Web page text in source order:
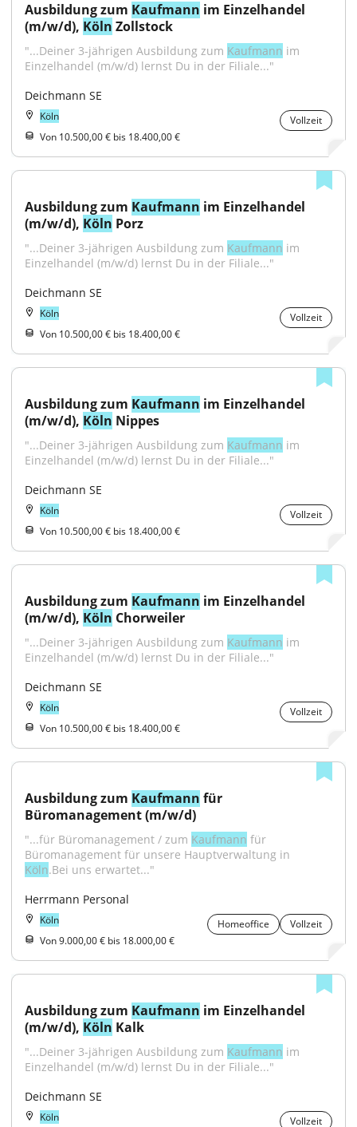
Ausbildung zum Kaufmann im Einzelhandel
(m/w/d), Köln Zollstock
"...Deiner 3-jährigen Ausbildung zum Kaufmann im
Einzelhandel (m/w/d) lernst Du in der Filiale..."
Deichmann SE
Köln
Vollzeit
Von 10.500,00 € bis 18.400,00 €
Ausbildung zum Kaufmann im Einzelhandel
(m/w/d), Köln Porz
"...Deiner 3-jährigen Ausbildung zum Kaufmann im
Einzelhandel (m/w/d) lernst Du in der Filiale..."
Deichmann SE
Köln
Vollzeit
Von 10.500,00 € bis 18.400,00 €
Ausbildung zum Kaufmann im Einzelhandel
(m/w/d), Köln Nippes
"...Deiner 3-jährigen Ausbildung zum Kaufmann im
Einzelhandel (m/w/d) lernst Du in der Filiale..."
Deichmann SE
Köln
Vollzeit
Von 10.500,00 € bis 18.400,00 €
Ausbildung zum Kaufmann im Einzelhandel
(m/w/d), Köln Chorweiler
"...Deiner 3-jährigen Ausbildung zum Kaufmann im
Einzelhandel (m/w/d) lernst Du in der Filiale..."
Deichmann SE
Köln
Vollzeit
Von 10.500,00 € bis 18.400,00 €
Ausbildung zum Kaufmann für
Büromanagement (m/w/d)
"...für Büromanagement / zum Kaufmann für
Köln.Bei uns erwartet..."
Herrmann Personal
Köln Homeoffice
Vollzeit
Von 9.000,00 € bis 18.000,00 €
Ausbildung zum Kaufmann im Einzelhandel
(m/w/d), Köln Kalk
"...Deiner 3-jährigen Ausbildung zum Kaufmann im
Einzelhandel (m/w/d) lernst Du in der Filiale..."
Deichmann SE
Köln Vollzeit